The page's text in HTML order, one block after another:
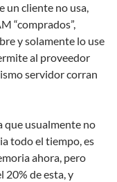
un cliente no usa,
“comprados”,
y solamente lo use
al proveedor
servidor corran
que usualmente no
todo el tiempo, es
ahora, pero
20% de esta, y